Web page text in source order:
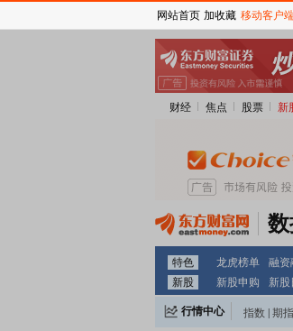
财经 焦点 股票 新
特色 龙虎榜单 融资
新股
新股申购 新股
行情中心 指数 期指
网站首页 加收藏 移动客户